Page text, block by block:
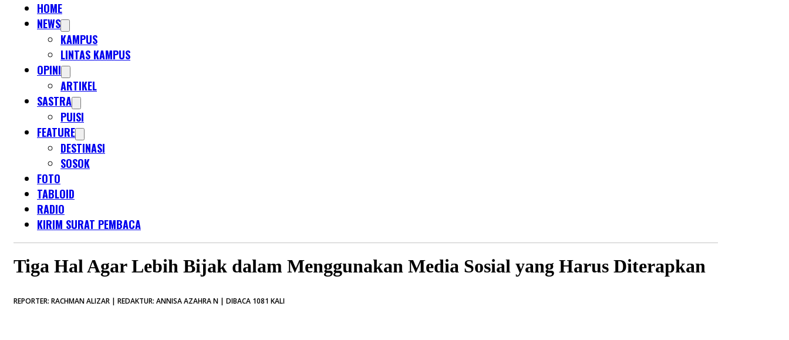
HOME
NEWS
KAMPUS
LINTAS KAMPUS
OPINI
ARTIKEL
SASTRA
PUISI
FEATURE
DESTINASI
SOSOK
FOTO
TABLOID
RADIO
KIRIM SURAT PEMBACA
Tiga Hal Agar Lebih Bijak dalam Menggunakan Media Sosial yang Harus Diterapkan
REPORTER: RACHMAN ALIZAR | REDAKTUR: ANNISA AZAHRA N | DIBACA 1081 KALI